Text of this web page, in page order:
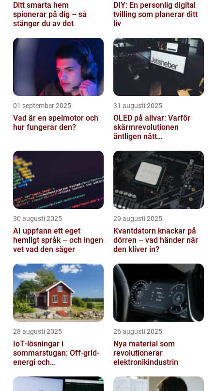
Ditt smarta hem
spionerar på dig – så
stänger du av det
DIY: En personlig digital
tvilling som planerar ditt
liv
01 september 2025
Vad är en spelmotor och
hur fungerar den?
31 augusti 2025
OLED på allvar: Varför
skärmrevolutionen
äntligen nått
30 augusti 2025
AI uppfann ett eget
hemligt språk – och ingen
vet vad den säger
29 augusti 2025
Kvantdatorn knackar på
dörren – vad händer när
den kliver in?
28 augusti 2025
IoT‑lösningar i
sommarstugan: Off‑grid-
energi och
26 augusti 2025
Nya material som
revolutionerar
elektronikindustrin